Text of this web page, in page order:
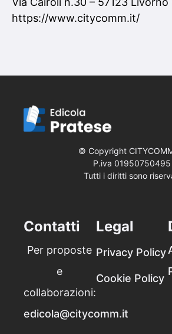
https://www.citycomm.it/
© Copyright
P.iva 019507‍50495
Tutti i diritti sono
Contatti
Per proposte
e
collaborazioni:
edicola@citycomm.it
Legal
Privacy Policy
Cookie Policy